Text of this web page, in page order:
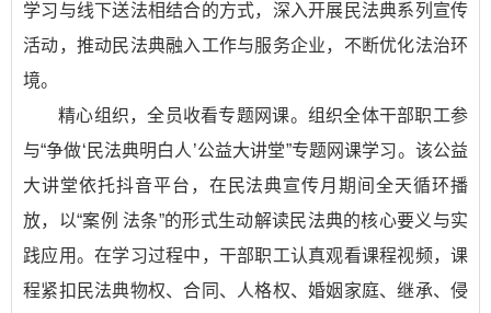
学习与线下送法相结合的方式，深入开展民法典系列宣传
活动，推动民法典融入工作与服务企业，不断优化法治环
境。
精心组织，全员收看专题网课。组织全体干部职工参
与“争做‘民法典明白人’公益大讲堂”专题网课学习。该公益
大讲堂依托抖音平台，在民法典宣传月期间全天循环播
放，以“案例 法条”的形式生动解读民法典的核心要义与实
践应用。在学习过程中，干部职工认真观看课程视频，课
程紧扣民法典物权、合同、人格权、婚姻家庭、继承、侵